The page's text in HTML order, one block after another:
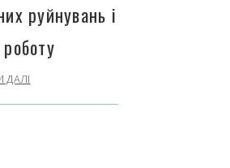
руйнувань і
ДАЛІ